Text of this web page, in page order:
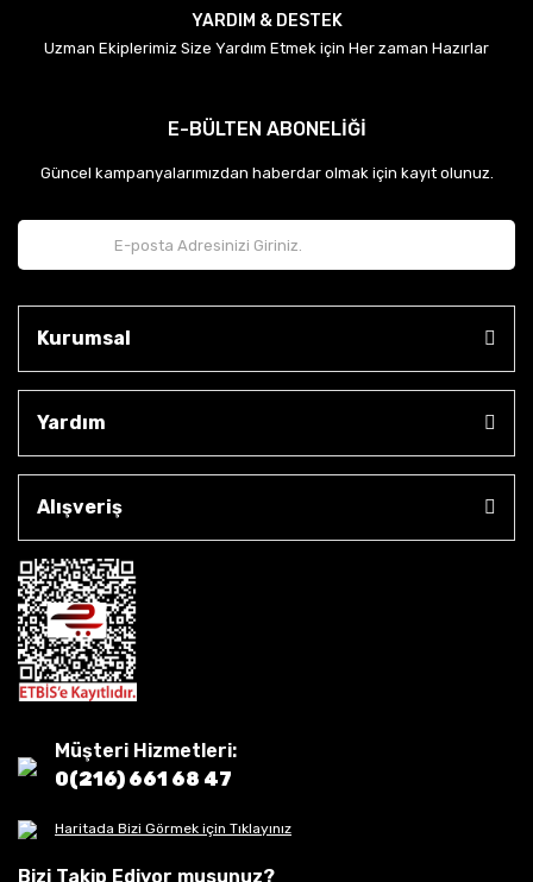
YARDIM & DESTEK
Uzman Ekiplerimiz Size Yardım Etmek için Her zaman Hazırlar
E-BÜLTEN ABONELİĞİ
Güncel kampanyalarımızdan haberdar olmak için kayıt olunuz.
Kurumsal
Yardım
Alışveriş
Müşteri Hizmetleri:
0(216) 661 68 47
Haritada Bizi Görmek için Tıklayınız
Bizi Takip Ediyor musunuz?